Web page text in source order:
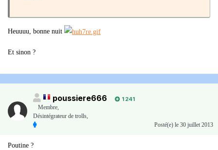
Heuuuu, bonne nuit
Et sinon ?
poussiere666
1 241
Membre,
Désintégrateur de trolls,
Posté(e) le 30 juillet 2013
Poutine ?